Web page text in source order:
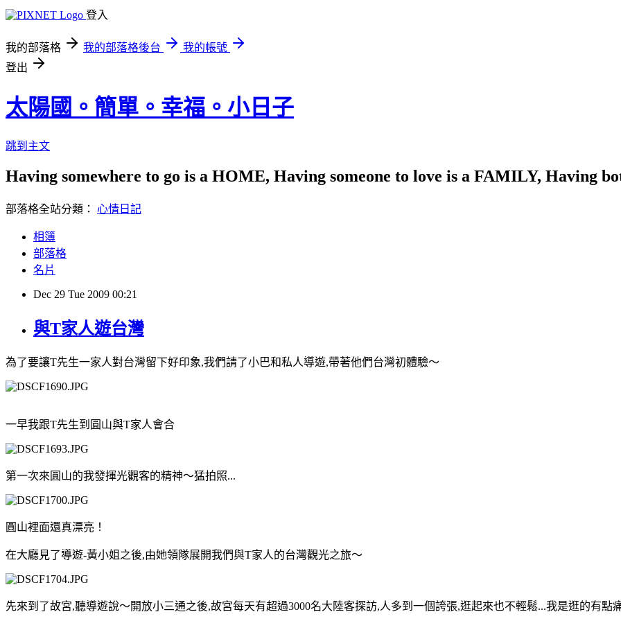
登入
我的部落格 我的部落格後台
我的帳號
登出
太陽國。簡單。幸福。小日子
跳到主文
Having somewhere to go is a HOME, Having someone to love is a FAMILY, Having
部落格全站分類： 心情日記
相簿
部落格
名片
Dec 29 Tue 2009 00:21
與T家人遊台灣
為了要讓T先生一家人對台灣留下好印象,我們請了小巴和私人導遊,帶著他們台灣初體驗～
一早我跟T先生到圓山與T家人會合
第一次來圓山的我發揮光觀客的精神～猛拍照...
圓山裡面還真漂亮！
在大廳見了導遊-黃小姐之後,由她領隊展開我們與T家人的台灣觀光之旅～
先來到了故宮,聽導遊說～開放小三通之後,故宮每天有超過3000名大陸客探訪,人多到一個誇張,逛起來也不輕鬆...我是逛的有點